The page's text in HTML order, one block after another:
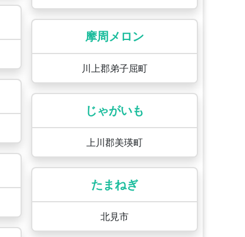
摩周メロン
川上郡弟子屈町
じゃがいも
上川郡美瑛町
たまねぎ
北見市